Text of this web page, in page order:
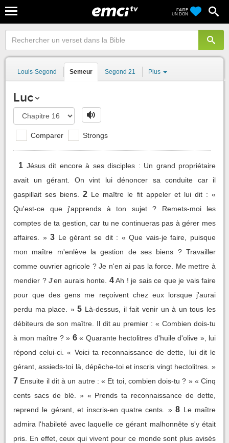
FAIRE
UN DON
Louis-Segond Semeur Segond 21 Plus
Luc
Comparer Strongs
1 Jésus dit encore à ses disciples : Un grand propriétaire
avait un gérant. On vint lui dénoncer sa conduite car il
gaspillait ses biens.
2 Le maître le fit appeler et lui dit : «
Qu'est-ce que j'apprends à ton sujet ? Remets-moi les
comptes de ta gestion, car tu ne continueras pas à gérer mes
affaires. » 3 Le gérant se dit : « Que vais-je faire, puisque
mon maître m'enlève la gestion de ses biens ? Travailler
comme ouvrier agricole ? Je n'en ai pas la force. Me mettre à
mendier ? J'en aurais honte. 4 Ah ! je sais ce que je vais faire
pour que des gens me reçoivent chez eux lorsque j'aurai
perdu ma place. » 5 Là-dessus, il fait venir un à un tous les
débiteurs de son maître. Il dit au premier : « Combien dois-tu
à mon maître ? » 6 « Quarante hectolitres d'huile d'olive », lui
répond celui-ci. « Voici ta reconnaissance de dette, lui dit le
gérant, assieds-toi là, dépêche-toi et inscris vingt hectolitres. »
7 Ensuite il dit à un autre : « Et toi, combien dois-tu ? » « Cinq
cents sacs de blé. » « Prends ta reconnaissance de dette,
reprend le gérant, et inscris-en quatre cents. » 8 Le maître
admira l'habileté avec laquelle ce gérant malhonnête s'y était
pris. En effet, ceux qui vivent pour ce monde sont plus avisés